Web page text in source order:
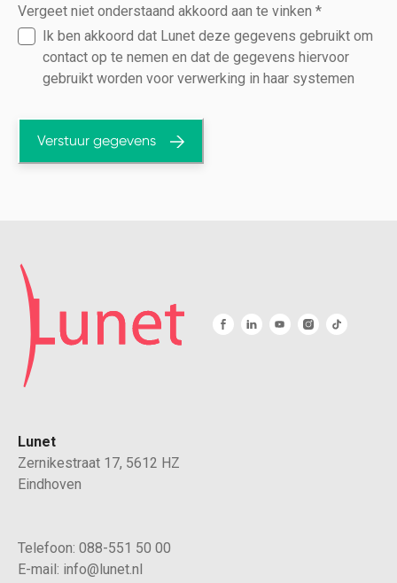
Vergeet niet onderstaand akkoord aan te vinken *
Ik ben akkoord dat Lunet deze gegevens gebruikt om
contact op te nemen en dat de gegevens hiervoor
gebruikt worden voor verwerking in haar systemen
Verstuur gegevens
Lunet
Zernikestraat 17, 5612 HZ
Eindhoven
Telefoon: 088-551 50 00
E-mail: info@lunet.nl